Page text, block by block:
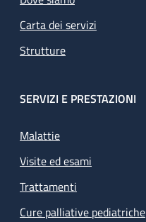
Carta dei servizi
Strutture
SERVIZI E PRESTAZIONI
Malattie
Visite ed esami
Trattamenti
Cure palliative pediatriche